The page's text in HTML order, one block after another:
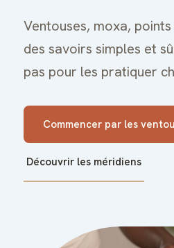
Ventouses, moxa, points
des savoirs simples et
pas pour les pratiquer
Commencer par les
Découvrir les méridiens